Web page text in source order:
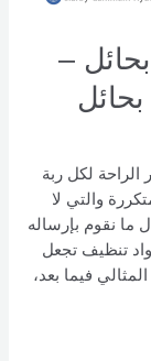
–
لكل ربة
والتي لا
ما نقوم بإرساله
تنظيف تجعل
فيما بعد،